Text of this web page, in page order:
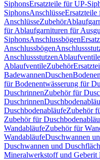
SiphonsErsatzteile für UP-
SiphonsAnschlüsseErsatzteile
AnschlüsseZubehör
für Ablaufgarnituren für
SiphonsAnschlussbögen
Anschlussbögen
AnschlussstutzenAblaufventile
AblaufventileZubehör
BadewannenDuschen
für Bodenentwässerung für
DuschrinnenZubehör für
Duschrinnen
DuschbodenabläufeZubehör
Zubehör für
WandabläufeZubehör für
WandabläufeDuschwannen
Duschwannen und
Mineralwerkstoff und